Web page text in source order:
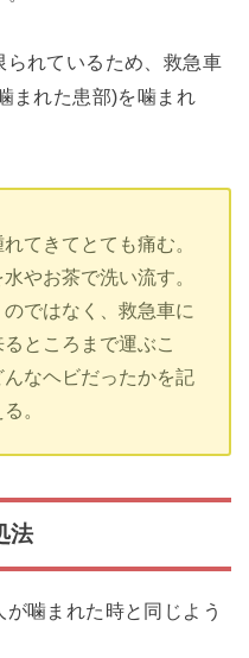
られているため、救急車
まれた患部)を噛まれ
てきてとても痛む。
やお茶で洗い流す。
ではなく、救急車に
ところまで運ぶこ
なヘビだったかを記
。
法
噛まれた時と同じよう